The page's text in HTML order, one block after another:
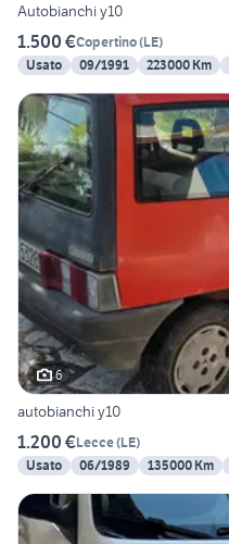
Autobianchi y10
1.500 €Copertino(LE)
Usato
09/1991 223000 Km
6
autobianchi y10
1.200 €Lecce(LE)
Usato
06/1989 135000 Km